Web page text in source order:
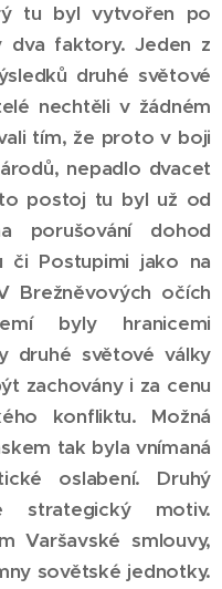
tu byl vytvořen po
dva faktory. Jeden z
druhé světové
nechtěli v žádném
tím, že proto v boji
nepadlo dvacet
postoj tu byl už od
porušování dohod
či Postupimi jako na
Brežněvových očích
byly hranicemi
druhé světové války
zachovány i za cenu
konfliktu. Možná
tak byla vnímaná
oslabení. Druhý
strategický motiv.
Varšavské smlouvy,
sovětské jednotky.